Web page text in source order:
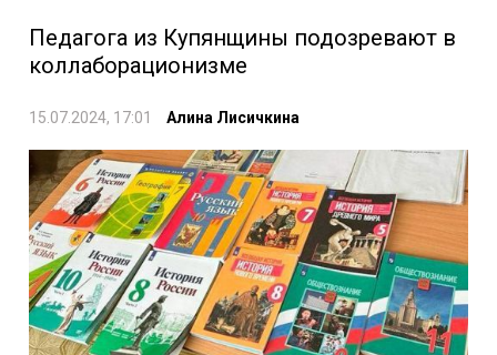
Педагога из Купянщины подозревают в
коллаборационизме
15.07.2024, 17:01 Алина Лисичкина